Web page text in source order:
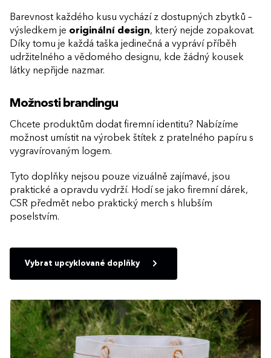
Barevnost každého kusu vychází z dostupných zbytků –
výsledkem je originální design, který nejde zopakovat.
Díky tomu je každá taška jedinečná a vypráví příběh
udržitelného a vědomého designu, kde žádný kousek
látky nepřijde nazmar.
Možnosti brandingu
Chcete produktům dodat firemní identitu? Nabízíme
možnost umístit na výrobek štítek z pratelného papíru s
vygravírovaným logem.
Tyto doplňky nejsou pouze vizuálně zajímavé, jsou
praktické a opravdu vydrží. Hodí se jako firemní dárek,
CSR předmět nebo praktický merch s hlubším
poselstvím.
Vybrat upcyklované doplňky